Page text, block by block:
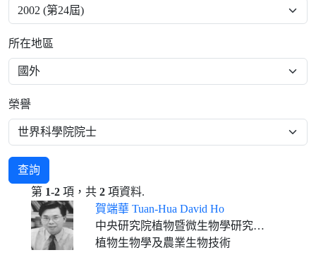
所在地區
榮譽
查詢
第 1-2 項，共 2 項資料.
賀端華 Tuan-Hua David Ho
中央研究院植物暨微生物學研究所客座講座 Professor Emeritus, Department of Biology, Washington University
植物生物學及農業生物技術